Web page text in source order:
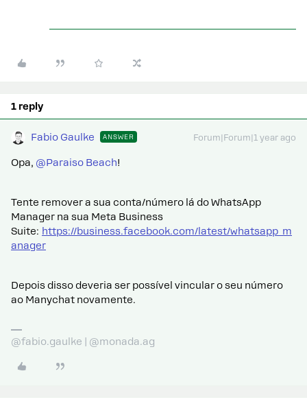
1 reply
Fabio Gaulke ANSWER Forum|Forum|1 year ago
Opa, ​ @Paraiso Beach!
Tente remover a sua conta/número lá do WhatsApp
Manager na sua Meta Business
Suite: https://business.facebook.com/latest/whatsapp_m
anager
Depois disso deveria ser possível vincular o seu número
ao Manychat novamente.
@fabio.gaulke | @monada.ag